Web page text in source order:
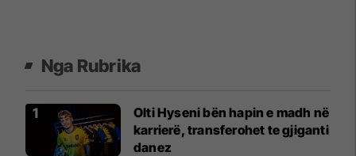
Nga Rubrika
Olti Hyseni bën hapin e madh në
karrierë, transferohet te gjiganti
danez